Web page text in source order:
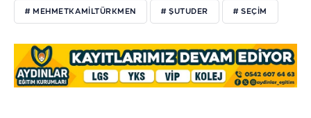
# MEHMETKAMİLTÜRKMEN # ŞUTUDER # SEÇİM